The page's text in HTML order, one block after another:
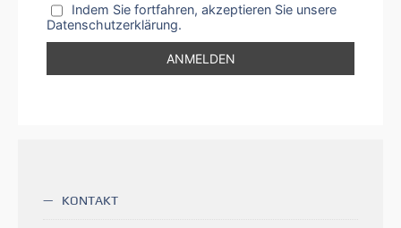
Indem Sie fortfahren, akzeptieren Sie unsere
Datenschutzerklärung.
KONTAKT